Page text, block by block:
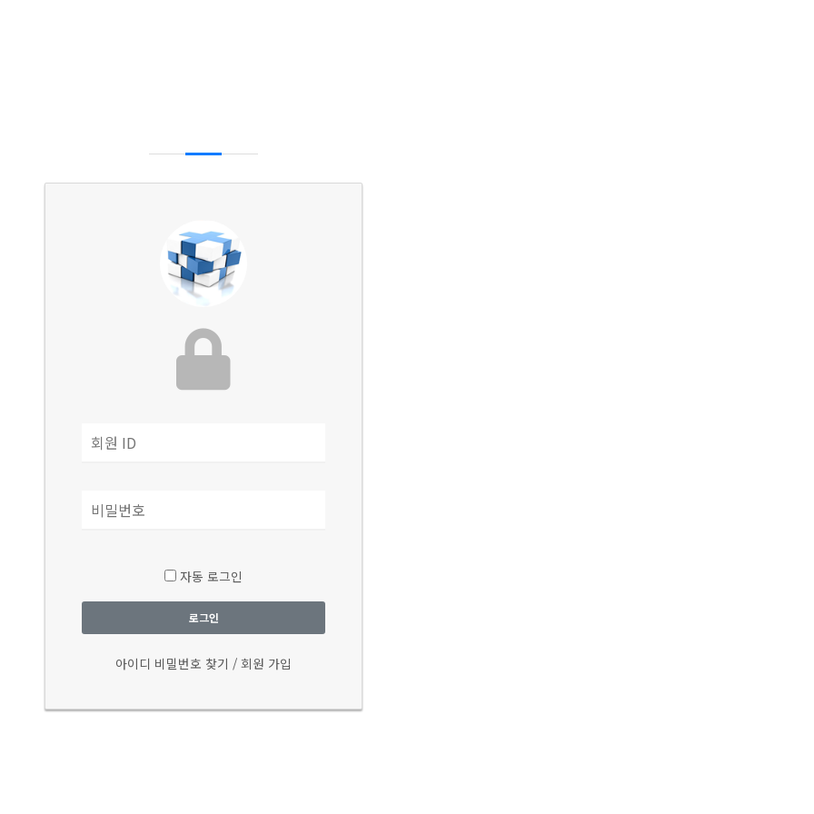
자동 로그인
로그인
아이디 비밀번호 찾기 / 회원 가입